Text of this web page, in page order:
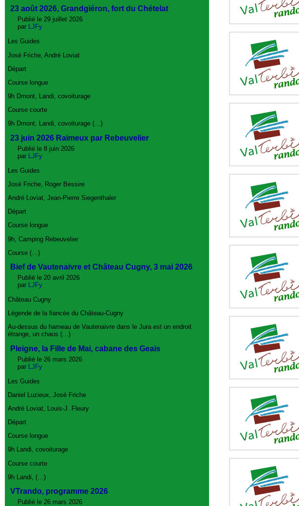
23 août 2026, Grandgiéron, fort du Chételat
Publié le 29 juillet 2026
par LJFy
Les Guides
José Friche, André Loviat
Départ
Course longue
9h Dmont, Landi, covoiturage
Course courte
9h Dmont, Landi, covoiturage (…)
23 juin 2026 Raimeux par Rebeuvelier
Publié le 8 juin 2026
par LJFy
Les Guides
José Friche, Roger Bessire
André Loviat, Jean-Pierre Siegenthaler
Départ
Course longue
9h, Camping Rebeuvelier
Course (…)
Bief de Vautenaivre et Château Cugny, 3 mai 2026
Publié le 20 avril 2026
par
LJFy
Château Cugny
Légende de la fiancée du Château-Cugny
Au-dessus du hameau de Vautenaivre dans le Jura est un endroit
étrange, un chaos (…)
Pleigne, la Fille de Mai, cabane des Geais
Publié le 26 mars 2026
par LJFy
Les Guides
Daniel Luzieux, José Friche
André Loviat, Louis-J. Fleury
Départ
Course longue
9h Landi, covoiturage
Course courte
9h Landi, (…)
VTrando, programme 2026
Publié le 26 mars 2026